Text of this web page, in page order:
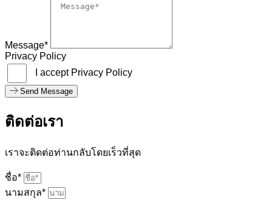
Message*
Privacy Policy
I accept Privacy Policy
Send Message
ติดต่อเรา
เราจะติดต่อท่านกลับโดยเร็วที่สุด
ชื่อ*
นามสกุล*